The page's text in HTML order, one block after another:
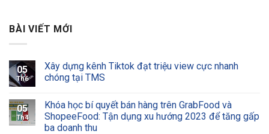
BÀI VIẾT MỚI
05
Th6
Xây dựng kênh Tiktok đạt triệu view cực nhanh
chóng tại TMS
05
Th4
Khóa học bí quyết bán hàng trên GrabFood và
ShopeeFood: Tận dụng xu hướng 2023 để tăng gấp
ba doanh thu